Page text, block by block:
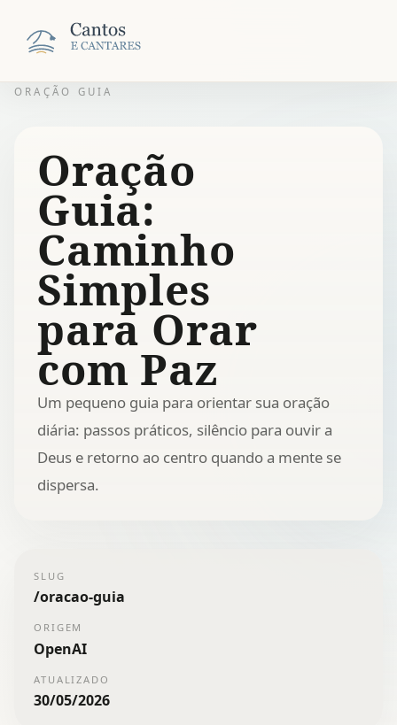
ORAÇÃO GUIA
Oração
Guia:
Caminho
Simples
para Orar
com Paz
Um pequeno guia para orientar sua oração
diária: passos práticos, silêncio para ouvir a
Deus e retorno ao centro quando a mente se
dispersa.
SLUG
/oracao-guia
ORIGEM
OpenAI
ATUALIZADO
30/05/2026